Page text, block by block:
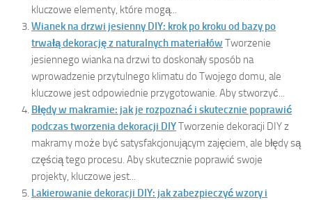
kluczowe elementy, które mogą...
Wianek na drzwi jesienny DIY: krok po kroku od bazy po
trwałą dekorację z naturalnych materiałów Tworzenie
jesiennego wianka na drzwi to doskonały sposób na
wprowadzenie przytulnego klimatu do Twojego domu, ale
kluczowe jest odpowiednie przygotowanie. Aby stworzyć...
Błędy w makramie: jak je rozpoznać i skutecznie poprawić
podczas tworzenia dekoracji DIYTworzenie dekoracji DIY z
makramy może być satysfakcjonującym zajęciem, ale błędy są
częścią tego procesu. Aby skutecznie poprawić swoje
projekty, kluczowe jest...
Lakierowanie dekoracji DIY: jak zabezpieczyć wzory i